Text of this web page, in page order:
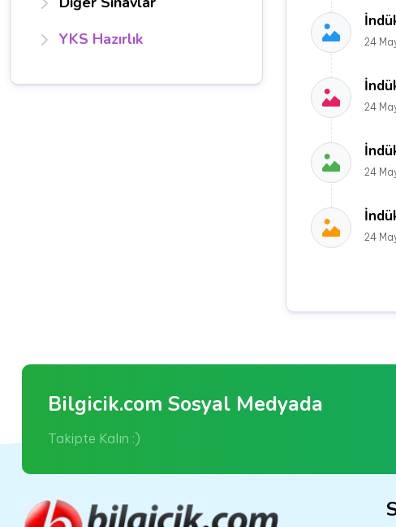
YKS Hazırlık
24
24
24
24
Bilgicik.com Sosyal Medyada
Takipte Kalın :)